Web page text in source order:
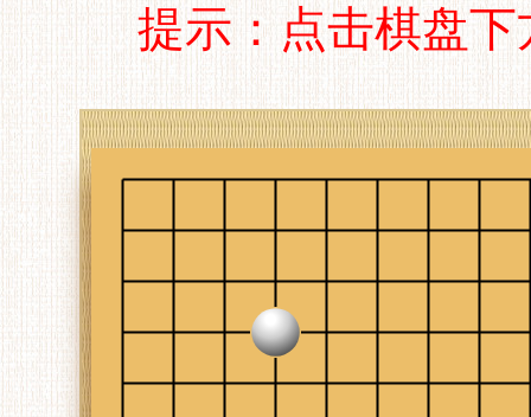
提示：点击棋盘下